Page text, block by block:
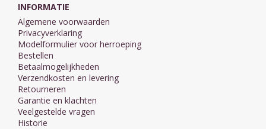
INFORMATIE
Algemene voorwaarden
Privacyverklaring
Modelformulier voor herroeping
Bestellen
Betaalmogelijkheden
Verzendkosten en levering
Retourneren
Garantie en klachten
Veelgestelde vragen
Historie